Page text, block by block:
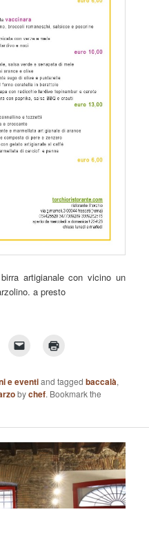
artigianale con vicino un
a presto
e eventiand taggedbaccalà,
bychef. Bookmark the